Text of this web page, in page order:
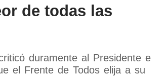
de todas las
duramente al Presidente e
el Frente de Todos elija a su